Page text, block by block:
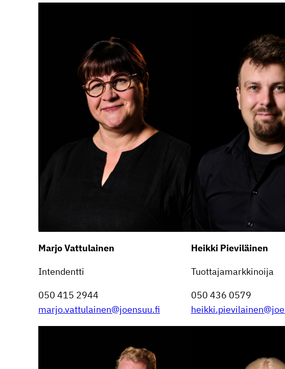
Marjo Vattu­lainen
Inten­dentti
050 415 2944
marjo.vattulainen@joensuu.fi
Heikki Pievi­läinen
Tuotta­ja­mark­ki­noija
050 436 0579